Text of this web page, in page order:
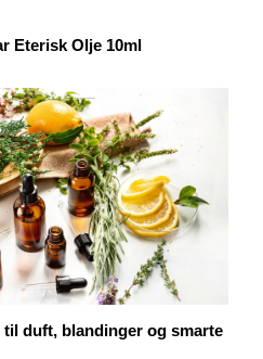
Eterisk Olje 10ml
duft, blandinger og smarte